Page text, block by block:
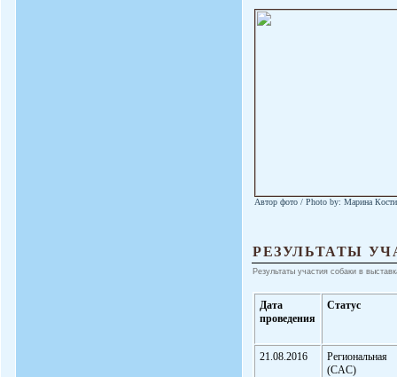
Автор фото / Photo by: Марина
РЕЗУЛЬТАТЫ
Результаты участия собаки в
Дата
проведения
Статус
21.08.2016
Региональная
(CAC)